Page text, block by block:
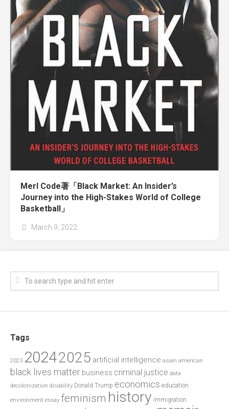
Merl Code著「Black Market: An Insider’s
Journey into the High-Stakes World of College
Basketball」
March 9, 2022
Tags
2023 20242025 artificial intelligence asian american
black lives matter business criminal justice data
decolonization disability Donald Trump economics education
environment essay feminism history immigration